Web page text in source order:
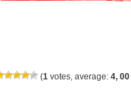
(1 votes, average: 4, 00